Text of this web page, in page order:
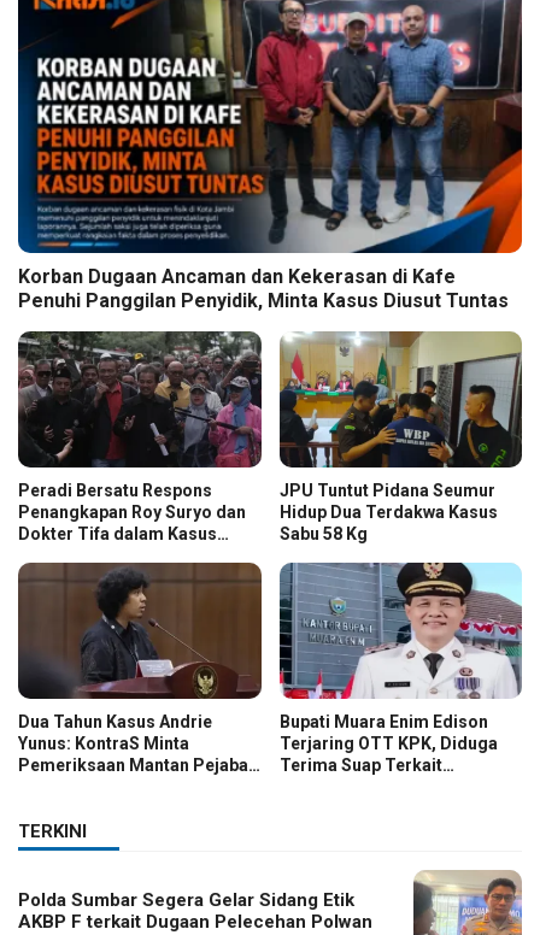
Korban Dugaan Ancaman dan Kekerasan di Kafe
Penuhi Panggilan Penyidik, Minta Kasus Diusut Tuntas
Peradi Bersatu Respons
Penangkapan Roy Suryo dan
Dokter Tifa dalam Kasus
JPU Tuntut Pidana Seumur
Hidup Dua Terdakwa Kasus
Sabu 58 Kg
Dua Tahun Kasus Andrie
Yunus: KontraS Minta
Pemeriksaan Mantan Pejabat
Bupati Muara Enim Edison
Terjaring OTT KPK, Diduga
Terima Suap Terkait
TERKINI
Polda Sumbar Segera Gelar Sidang Etik
AKBP F terkait Dugaan Pelecehan Polwan